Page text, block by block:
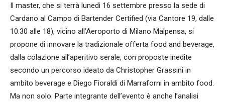
Il master, che si terrà lunedì 16 settembre presso la sede di
Cardano al Campo di Bartender Certified (via Cantore 19, dalle
10.30 alle 18), vicino all’Aeroporto di Milano Malpensa, si
propone di innovare la tradizionale offerta food and beverage,
dalla colazione all’aperitivo serale, con proposte inedite
secondo un percorso ideato da Christopher Grassini in
ambito beverage e Diego Fioraldi di Marraforni in ambito food.
Ma non solo. Parte integrante dell’evento è anche l’analisi